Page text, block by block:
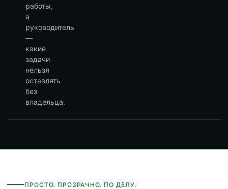
работы,
а
руководитель
—
какие
задачи
нельзя
оставлять
без
владельца.
ПРОСТО. ПРОЗРАЧНО. ПО ДЕЛУ.